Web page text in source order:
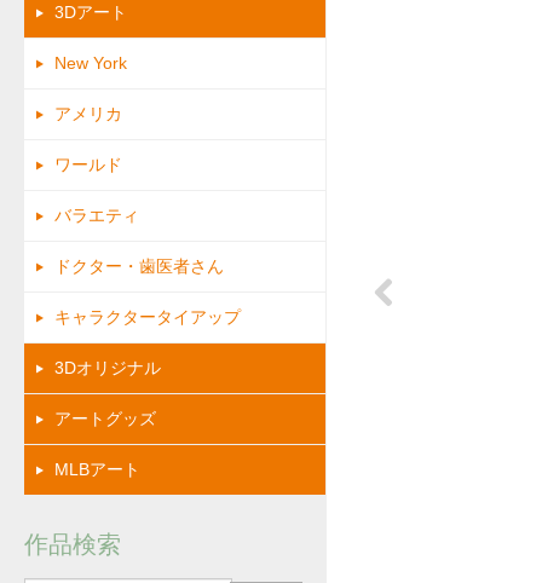
3Dアート
New York
アメリカ
ワールド
バラエティ
ドクター・歯医者さん
キャラクタータイアップ
3Dオリジナル
アートグッズ
MLBアート
作品検索